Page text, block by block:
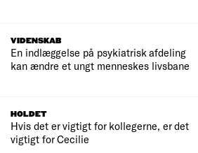
VIDENSKAB
En indlæggelse på psykiatrisk afdeling
kan ændre et ungt menneskes livsbane
HOLDET
Hvis det er vigtigt for kollegerne, er det
vigtigt for Cecilie